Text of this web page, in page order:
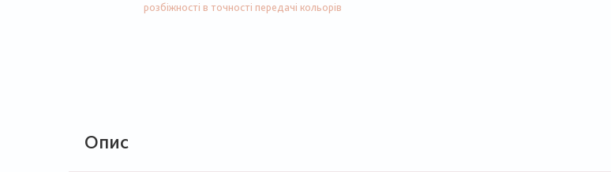
розбіжності в точності передачі кольорів
Опис